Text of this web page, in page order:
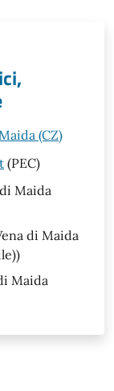
(CZ)
(PEC)
Maida
di Maida
Maida